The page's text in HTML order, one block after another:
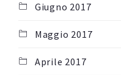
Giugno 2017
Maggio 2017
Aprile 2017